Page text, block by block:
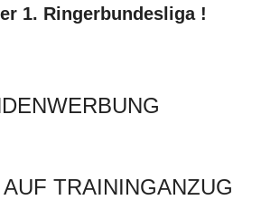
1. Ringerbundesliga !
TRAININGANZUG